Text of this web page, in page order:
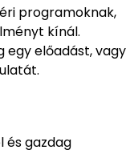
programoknak,
kínál.
egy előadást, vagy
és gazdag